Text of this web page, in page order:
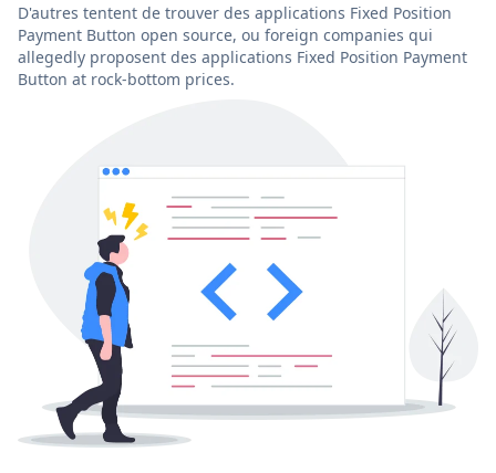
D'autres tentent de trouver des applications Fixed Position
Payment Button open source, ou foreign companies qui
allegedly proposent des applications Fixed Position Payment
Button at rock-bottom prices.